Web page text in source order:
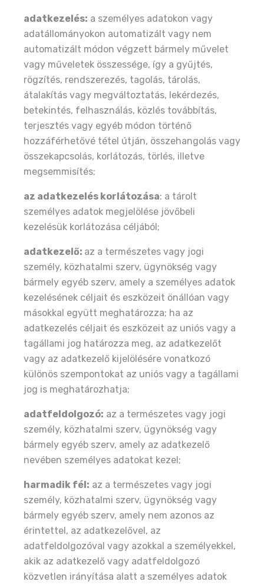
adatkezelés: a személyes adatokon vagy
adatállományokon automatizált vagy nem
automatizált módon végzett bármely művelet
vagy műveletek összessége, így a gyűjtés,
rögzítés, rendszerezés, tagolás, tárolás,
átalakítás vagy megváltoztatás, lekérdezés,
betekintés, felhasználás, közlés továbbítás,
terjesztés vagy egyéb módon történő
hozzáférhetővé tétel útján, összehangolás vagy
összekapcsolás, korlátozás, törlés, illetve
megsemmisítés;
az adatkezelés korlátozása: a tárolt
személyes adatok megjelölése jövőbeli
kezelésük korlátozása céljából;
adatkezelő: az a természetes vagy jogi
személy, közhatalmi szerv, ügynökség vagy
bármely egyéb szerv, amely a személyes adatok
kezelésének céljait és eszközeit önállóan vagy
másokkal együtt meghatározza; ha az
adatkezelés céljait és eszközeit az uniós vagy a
tagállami jog határozza meg, az adatkezelőt
vagy az adatkezelő kijelölésére vonatkozó
különös szempontokat az uniós vagy a tagállami
jog is meghatározhatja;
adatfeldolgozó: az a természetes vagy jogi
személy, közhatalmi szerv, ügynökség vagy
bármely egyéb szerv, amely az adatkezelő
nevében személyes adatokat kezel;
harmadik fél: az a természetes vagy jogi
személy, közhatalmi szerv, ügynökség vagy
bármely egyéb szerv, amely nem azonos az
érintettel, az adatkezelővel, az
adatfeldolgozóval vagy azokkal a személyekkel,
akik az adatkezelő vagy adatfeldolgozó
közvetlen irányítása alatt a személyes adatok